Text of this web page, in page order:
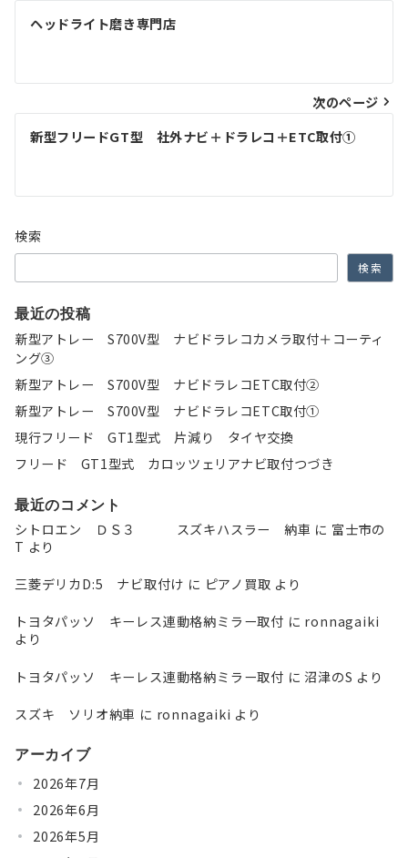
ビ
ゲ
シ
ョ
ン
ヘッドライト磨き専門店
次のページ
新型フリードGT型 社外ナビ＋ドラレコ＋ETC取付①
検索
検索
最近の投稿
新型アトレー S700V型 ナビドラレコカメラ取付＋コーティ
ング③
新型アトレー S700V型 ナビドラレコETC取付②
新型アトレー S700V型 ナビドラレコETC取付①
現行フリード GT1型式 片減り タイヤ交換
フリード GT1型式 カロッツェリアナビ取付つづき
最近のコメント
シトロエン ＤＳ３ スズキハスラー 納車 に 富士市の
T より
三菱デリカD:5 ナビ取付け に ピアノ買取 より
トヨタパッソ キーレス連動格納ミラー取付 に ronnagaiki
より
トヨタパッソ キーレス連動格納ミラー取付 に沼津のS より
スズキ ソリオ納車 に ronnagaiki より
アーカイブ
2026年7月
2026年6月
2026年5月